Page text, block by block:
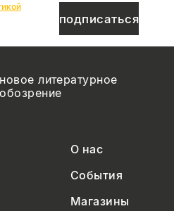
подписаться
новое литературное
обозрение
О нас
События
Магазины